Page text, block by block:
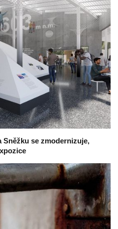
Sněžku se zmodernizuje,